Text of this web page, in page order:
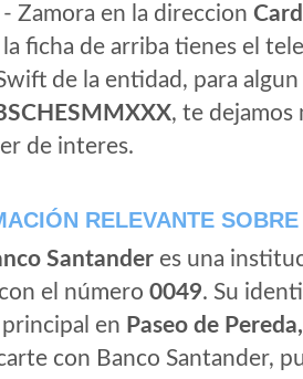
Zamora en la direccion
ficha de arriba tienes el
de la entidad, para
, te dejamos
de interes.
RELEVANTE
Santander es una
el número 0049. Su
en Paseo de
con Banco Santander,